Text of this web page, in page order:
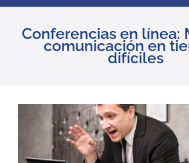
Blog
Prensa
Conferencias en línea:
comunicación en
difíciles